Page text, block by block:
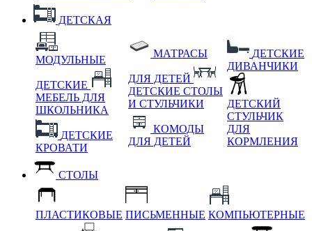
ДЕТСКАЯ
МОДУЛЬНЫЕ
ДЕТСКИЕ
МЕБЕЛЬ ДЛЯ
ШКОЛЬНИКА
ДЕТСКИЕ
КРОВАТИ
МАТРАСЫ
ДЛЯ ДЕТЕЙ
ДЕТСКИЕ СТОЛЫ
И СТУЛЬЧИКИ
КОМОДЫ
ДЛЯ ДЕТЕЙ
ДЕТСКИЕ
ДИВАНЧИКИ
ДЕТСКИЙ
СТУЛЬЧИК
ДЛЯ
КОРМЛЕНИЯ
СТОЛЫ
ПЛАСТИКОВЫЕ ПИСЬМЕННЫЕ КОМПЬЮТЕРНЫЕ